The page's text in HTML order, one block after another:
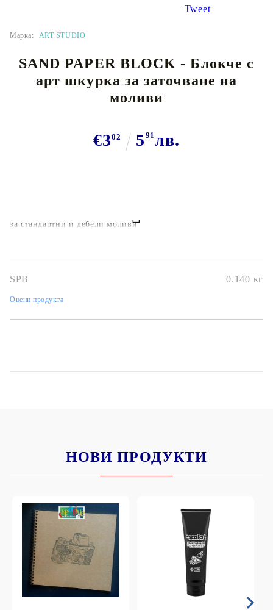
Tweet
Марка: ART STUDIO
SAND PAPER BLOCK - Блокче с
арт шкурка за заточване на
моливи
€302 5 91 лв.
за стандартни и дебели моливи
SPB 0.140 кг
Оцени продукта
НОВИ ПРОДУКТИ